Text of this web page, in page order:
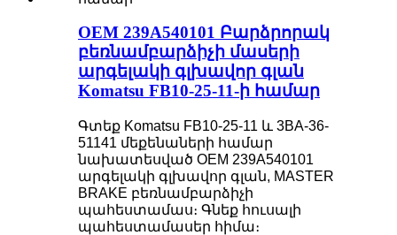
OEM 239A540101 Բարձրորակ
բեռնամբարձիչի մասերի
արգելակի գլխավոր գլան
Komatsu FB10-25-11-ի համար
Գտեք Komatsu FB10-25-11 և 3BA-36-
51141 մեքենաների համար
նախատեսված OEM 239A540101
արգելակի գլխավոր գլան, MASTER
BRAKE բեռնամբարձիչի
պահեստամաս։ Գնեք հուսալի
պահեստամասեր հիմա։